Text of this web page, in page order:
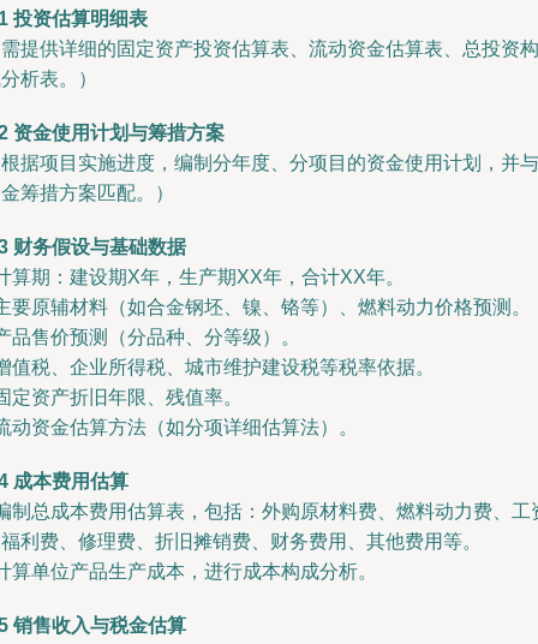
投资估算明细表
提供详细的固定资产投资估算表、流动资金估算表、总投资构
析表。）
资金使用计划与筹措方案
据项目实施进度，编制分年度、分项目的资金使用计划，并与
筹措方案匹配。）
财务假设与基础数据
算期：建设期X年，生产期XX年，合计XX年。
要原辅材料（如合金钢坯、镍、铬等）、燃料动力价格预测。
品售价预测（分品种、分等级）。
值税、企业所得税、城市维护建设税等税率依据。
定资产折旧年限、残值率。
动资金估算方法（如分项详细估算法）。
成本费用估算
制总成本费用估算表，包括：外购原材料费、燃料动力费、工
利费、修理费、折旧摊销费、财务费用、其他费用等。
算单位产品生产成本，进行成本构成分析。
销售收入与税金估算